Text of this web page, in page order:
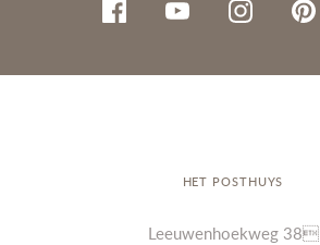
HET POSTHUYS
Leeuwenhoekweg 38